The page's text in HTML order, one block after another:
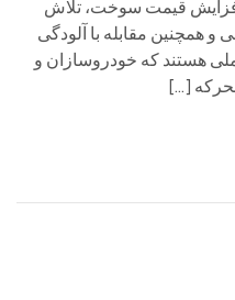
افزایش قیمت سوخت، تلاش
همچنین مقابله با آلودگی
هستند که خودروسازان و
[…]